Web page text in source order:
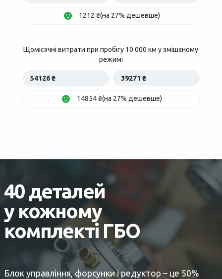
1212 ₴(на 27% дешевше)
Щомісячні витрати при пробігу 10 000 км у змішаному
режимі
54126 ₴ 39271 ₴
14854 ₴(на 27% дешевше)
40 деталей
у кожному
комплекті ГБО
Блок управління, форсунки і редуктор – це 50%